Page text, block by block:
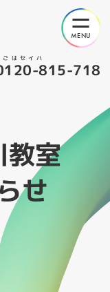
ごはセイハ
815-718
教室
せ